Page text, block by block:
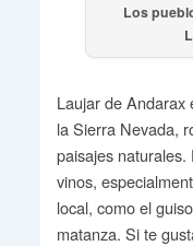
Los
Laujar de Andarax
la Sierra Nevada,
paisajes
vinos,
local, como el
matanza. Si te